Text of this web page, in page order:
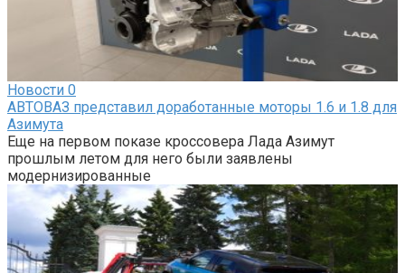
Новости 0
АВТОВАЗ представил доработанные моторы 1.6 и 1.8 для
Азимута
Еще на первом показе кроссовера Лада Азимут
прошлым летом для него были заявлены
модернизированные